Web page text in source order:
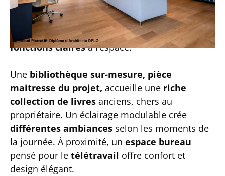
Pour lapièce principale, l’objectif était de
repenser ladistribution, de fairecirculer la
lumière
naturelleet de redonner des
fonctions clairesà l’espace.
Une bibliothèque sur-mesure, pièce
maitresse du projet, accueille une riche
collection de livres anciens, chers au
propriétaire. Un éclairage modulable crée
différentes ambiances selon les moments de
la journée. À proximité, un espace bureau
pensé pour le télétravail offre confort et
design élégant.